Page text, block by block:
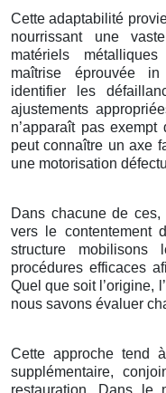
Cette adaptabilité
nourrissant une
matériels
maîtrise éprouvée
identifier les
ajustements
n’apparaît pas
peut connaître un axe
une motorisation
Dans chacune de ces,
vers le contentement
structure mobilisons
procédures efficaces
Quel que soit l’origine,
nous savons évaluer
Cette approche tend
supplémentaire,